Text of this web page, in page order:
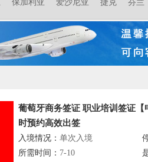
保加利亚 爱沙尼亚 捷克 芬兰
葡萄牙商务签证 职业培训签证
时预约高效出签
入境情况： 单次入境
所需时间： 7-10